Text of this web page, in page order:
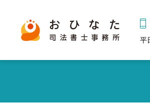
平